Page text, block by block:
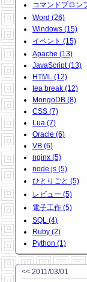
コマンドプロン
Word (26)
Windows (15)
イベント (15)
Apache (13)
JavaScript (13)
HTML (12)
tea break (12)
MongoDB (8)
CSS (7)
Lua (7)
Oracle (6)
VB (6)
nginx (5)
node.js (5)
ひとりごと (5)
レビュー (5)
電子工作 (5)
SQL (4)
Ruby (2)
Python (1)
<< 2011/03/01